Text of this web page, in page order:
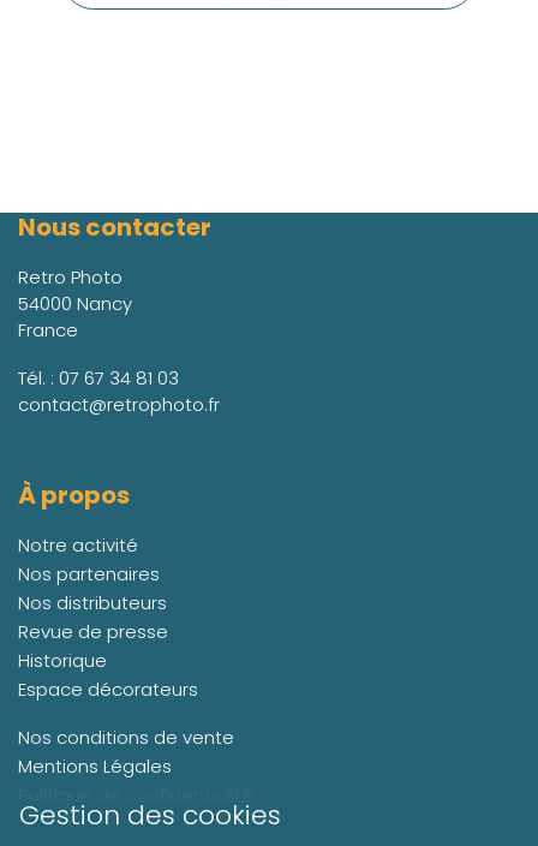
Gestion des cookies
Nous contacter
Retro Photo
54000 Nancy
France
Tél. : 07 67 34 81 03
contact@retrophoto.fr
À propos
Notre activité
Nos partenaires
Nos distributeurs
Revue de presse
Historique
Espace décorateurs
Nos conditions de vente
Mentions Légales